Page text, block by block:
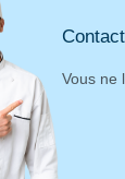
Vous ne